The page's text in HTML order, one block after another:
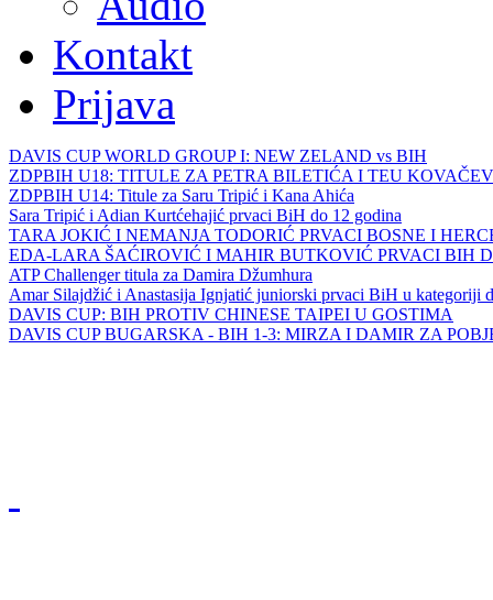
Kontakt
Prijava
DAVIS CUP WORLD GROUP I: NEW ZELAND vs BIH
ZDPBIH U18: TITULE ZA PETRA BILETIĆA I TEU
ZDPBIH U14: Titule za Saru Tripić i Kana Ahića
Sara Tripić i Adian Kurtćehajić prvaci BiH do 12 godina
TARA JOKIĆ I NEMANJA TODORIĆ PRVACI BOSNE I
EDA-LARA ŠAĆIROVIĆ I MAHIR BUTKOVIĆ PRVACI BIH
ATP Challenger titula za Damira Džumhura
Amar Silajdžić i Anastasija Ignjatić juniorski prvaci BiH u kategoriji
DAVIS CUP: BIH PROTIV CHINESE TAIPEI U GOSTIMA
DAVIS CUP BUGARSKA - BIH 1-3: MIRZA I DAMIR ZA